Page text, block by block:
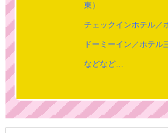
東）
チェックインホテル／
ドーミーイン／ホテル
などなど…